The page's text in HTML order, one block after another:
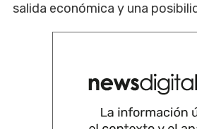
salida económica y una